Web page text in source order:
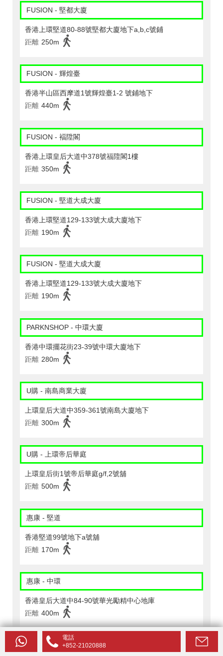
FUSION - 堅都大廈
香港上環堅道80-88號堅都大廈地下a,b,c號鋪
距離 250m
FUSION - 輝煌臺
香港半山區西摩道1號輝煌臺1-2 號鋪地下
距離 440m
FUSION - 褔陞閣
香港上環皇后大道中378號福陞閣1樓
距離 350m
FUSION - 堅道大成大廈
香港上環堅道129-133號大成大廈地下
距離 190m
FUSION - 堅道大成大廈
香港上環堅道129-133號大成大廈地下
距離 190m
PARKNSHOP - 中環大廈
香港中環擺花街23-39號中環大廈地下
距離 280m
U購 - 南島商業大廈
上環皇后大道中359-361號南島大廈地下
距離 300m
U購 - 上環帝后華庭
上環皇后街1號帝后華庭g/f,2號舖
距離 500m
惠康 - 堅道
香港堅道99號地下a號舖
距離 170m
惠康 - 中環
香港皇后大道中84-90號華光勵精中心地庫
距離 400m
惠康 - 金利大廈
電話
+852-21020888